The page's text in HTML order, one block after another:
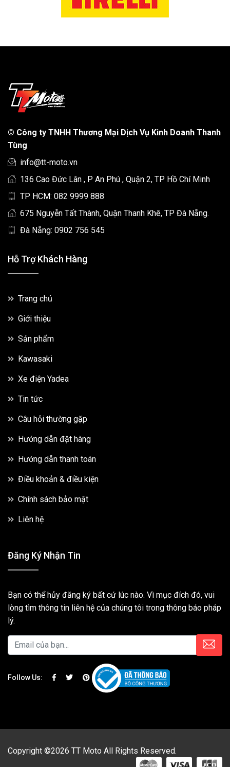
© Công ty TNHH Thương Mại Dịch Vụ Kinh Doanh Thanh
Tùng
info@tt-moto.vn
136 Cao Đức Lân , P An Phú , Quận 2, TP Hồ Chí Minh
TP HCM: 082 9999 888
675 Nguyễn Tất Thành, Quận Thanh Khê, TP Đà Nẵng.
Đà Nẵng: 0902 756 545
Hỗ Trợ Khách Hàng
Trang chủ
Giới thiệu
Sản phẩm
Kawasaki
Xe điện Yadea
Tin tức
Câu hỏi thường gặp
Hướng dẫn đặt hàng
Hướng dẫn thanh toán
Điều khoản & điều kiện
Chính sách bảo mật
Liên hệ
Đăng Ký Nhận Tin
Bạn có thể hủy đăng ký bất cứ lúc nào. Vì mục đích đó, vui
lòng tìm thông tin liên hệ của chúng tôi trong thông báo pháp
lý.
Follow Us:
Copyright ©2026 TT Moto All Rights Reserved.